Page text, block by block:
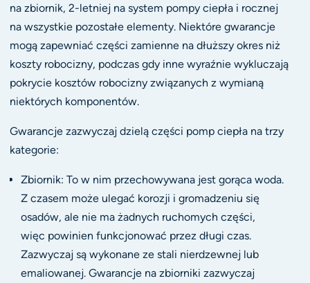
na zbiornik, 2-letniej na system pompy ciepła i rocznej
na wszystkie pozostałe elementy. Niektóre gwarancje
mogą zapewniać części zamienne na dłuższy okres niż
koszty robocizny, podczas gdy inne wyraźnie wykluczają
pokrycie kosztów robocizny związanych z wymianą
niektórych komponentów.
Gwarancje zazwyczaj dzielą części pomp ciepła na trzy
kategorie:
Zbiornik: To w nim przechowywana jest gorąca woda.
Z czasem może ulegać korozji i gromadzeniu się
osadów, ale nie ma żadnych ruchomych części,
więc powinien funkcjonować przez długi czas.
Zazwyczaj są wykonane ze stali nierdzewnej lub
emaliowanej. Gwarancje na zbiorniki zazwyczaj